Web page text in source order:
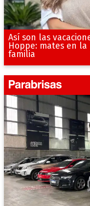
Así son las
Hoppe: mates en la
familia